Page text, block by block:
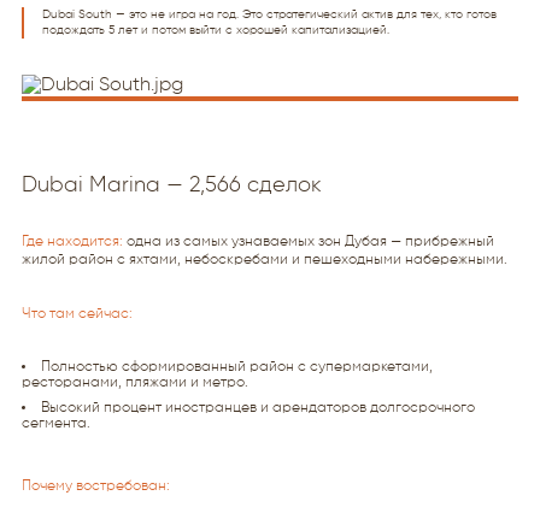
Dubai South — это не игра на год. Это стратегический актив для тех, кто готов
подождать 5 лет и потом выйти с хорошей капитализацией.
Dubai Marina — 2,566 сделок
Где находится: одна из самых узнаваемых зон Дубая — прибрежный
жилой район с яхтами, небоскребами и пешеходными набережными.
Что там сейчас:
Полностью сформированный район с супермаркетами,
ресторанами, пляжами и метро.
Высокий процент иностранцев и арендаторов долгосрочного
сегмента.
Почему востребован: